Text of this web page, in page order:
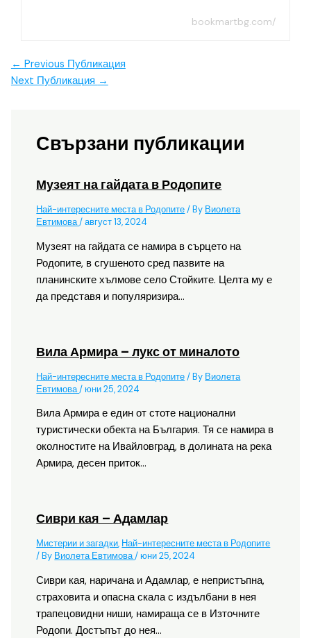
bookmartbg.com/
← Previous Публикация
Next Публикация →
Свързани публикации
Музеят на гайдата в Родопите
Най-интересните места в Родопите/ By Виолета
Евтимова/август 13, 2024
Музеят на гайдата се намира в сърцето на
Родопите, в сгушеното сред пазвите на
планинските хълмове село Стойките. Целта му е
да представя и популяризира…
Вила Армира – лукс от миналото
Най-интересните места в Родопите/ By Виолета
Евтимова/юни 25, 2024
Вила Армира е един от стоте национални
туристически обекта на България. Тя се намира в
околностите на Ивайловград, в долината на река
Армира, десен приток…
Сиври кая – Адамлар
Мистерии и загадки, Най-интересните места в Родопите
/ By Виолета Евтимова/юни 25, 2024
Сиври кая, наричана и Адамлар, е непристъпна,
страховита и опасна скала с издълбани в нея
трапецовидни ниши, намираща се в Източните
Родопи. Достъпът до нея…